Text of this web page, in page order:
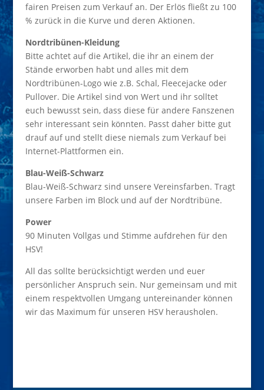
fairen Preisen zum Verkauf an. Der Erlös fließt zu 100
% zurück in die Kurve und deren Aktionen.
Nordtribünen-Kleidung
Bitte achtet auf die Artikel, die ihr an einem der
Stände erworben habt und alles mit dem
Nordtribünen-Logo wie z.B. Schal, Fleecejacke oder
Pullover. Die Artikel sind von Wert und ihr solltet
euch bewusst sein, dass diese für andere Fanszenen
sehr interessant sein könnten. Passt daher bitte gut
drauf auf und stellt diese niemals zum Verkauf bei
Internet-Plattformen ein.
Blau-Weiß-Schwarz
Blau-Weiß-Schwarz sind unsere Vereinsfarben. Tragt
unsere Farben im Block und auf der Nordtribüne.
Power
90 Minuten Vollgas und Stimme aufdrehen für den
HSV!
All das sollte berücksichtigt werden und euer
persönlicher Anspruch sein. Nur gemeinsam und mit
einem respektvollen Umgang untereinander können
wir das Maximum für unseren HSV herausholen.